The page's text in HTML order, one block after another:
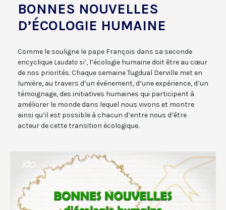
BONNES NOUVELLES
D’ÉCOLOGIE HUMAINE
Comme le souligne le pape François dans sa seconde
encyclique Laudato si’, l’écologie humaine doit être au cœur
de nos priorités. Chaque semaine Tugdual Derville met en
lumière, au travers d’un événement, d’une expérience, d’un
témoignage, des initiatives humaines qui participent à
améliorer le monde dans lequel nous vivons et montre
ainsi qu’il est possible à chacun d’entre nous d’être
acteur de cette transition écologique.